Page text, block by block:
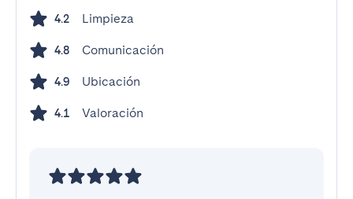
4.2 Limpieza
4.8 Comunicación
4.9 Ubicación
4.1 Valoración